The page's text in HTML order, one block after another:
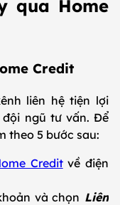
qua Home
Credit
liên hệ tiện lợi
ngũ tư vấn. Để
theo 5 bước sau:
Creditvề điện
và chọn Liên